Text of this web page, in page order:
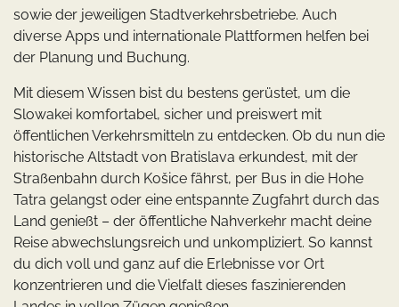
sowie der jeweiligen Stadtverkehrsbetriebe. Auch
diverse Apps und internationale Plattformen helfen bei
der Planung und Buchung.
Mit diesem Wissen bist du bestens gerüstet, um die
Slowakei komfortabel, sicher und preiswert mit
öffentlichen Verkehrsmitteln zu entdecken. Ob du nun die
historische Altstadt von Bratislava erkundest, mit der
Straßenbahn durch Košice fährst, per Bus in die Hohe
Tatra gelangst oder eine entspannte Zugfahrt durch das
Land genießt – der öffentliche Nahverkehr macht deine
Reise abwechslungsreich und unkompliziert. So kannst
du dich voll und ganz auf die Erlebnisse vor Ort
konzentrieren und die Vielfalt dieses faszinierenden